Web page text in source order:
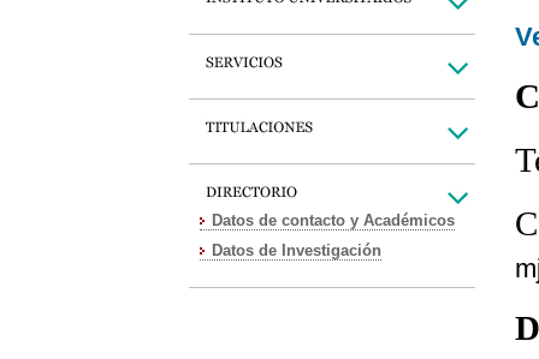
Datos de contacto y Académicos
Datos de Investigación